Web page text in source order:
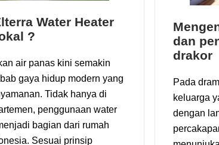
Water Heater
?
air panas kini semakin
gaya hidup modern yang
Tidak hanya di
penggunaan water
bagian dari rumah
Sesuai prinsip
dan
drakor
Pada
keluarga
dengan